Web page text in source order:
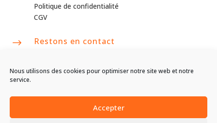
Nous utilisons des cookies pour optimiser notre site web et notre
service.
Accepter
Politique de confidentialité
CGV
$ Restons en contact
contact@latelierlutece.com